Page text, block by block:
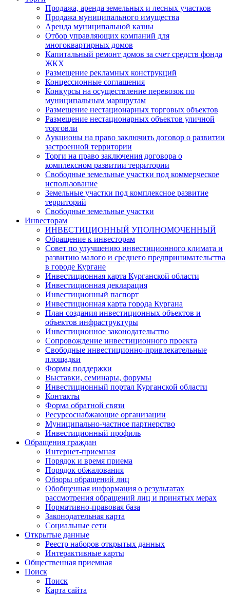
Продажа, аренда земельных и лесных участков
Продажа муниципального имущества
Аренда муниципальной казны
Отбор управляющих компаний для
многоквартирных домов
Капитальный ремонт домов за счет средств фонда
ЖКХ
Размещение рекламных конструкций
Концессионные соглашения
Конкурсы на осуществление перевозок по
муниципальным маршрутам
Размещение нестационарных торговых объектов
Размещение нестационарных объектов уличной
торговли
Аукционы на право заключить договор о развитии
застроенной территории
Торги на право заключения договора о
комплексном развитии территории
Свободные земельные участки под коммерческое
использование
Земельные участки под комплексное развитие
территорий
Свободные земельные участки
Инвесторам
ИНВЕСТИЦИОННЫЙ УПОЛНОМОЧЕННЫЙ
Обращение к инвесторам
Совет по улучшению инвестиционного климата и
развитию малого и среднего предпринимательства
в городе Кургане
Инвестиционная карта Курганской области
Инвестиционная декларация
Инвестиционный паспорт
Инвестиционная карта города Кургана
План создания инвестиционных объектов и
объектов инфраструктуры
Инвестиционное законодательство
Сопровождение инвестиционного проекта
Свободные инвестиционно-привлекательные
площадки
Формы поддержки
Выставки, семинары, форумы
Инвестиционный портал Курганской области
Контакты
Форма обратной связи
Ресурсоснабжающие организации
Муниципально-частное партнерство
Инвестиционный профиль
Обращения граждан
Интернет-приемная
Порядок и время приема
Порядок обжалования
Обзоры обращений лиц
Обобщенная информация о результатах
рассмотрения обращений лиц и принятых мерах
Нормативно-правовая база
Законодательная карта
Социальные сети
Открытые данные
Реестр наборов открытых данных
Интерактивные карты
Общественная приемная
Поиск
Поиск
Карта сайта